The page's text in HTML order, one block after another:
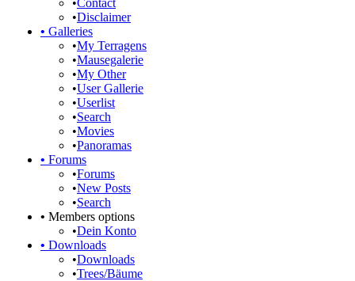
•Contact
•Disclaimer
• Galleries
•My Terragens
•Mausegalerie
•My Other
•User Gallerie
•Userlist
•Search
•Movies
•Panoramas
• Forums
•Forums
•New Posts
•Search
• Members options
•Dein Konto
• Downloads
•Downloads
•Trees/Bäume